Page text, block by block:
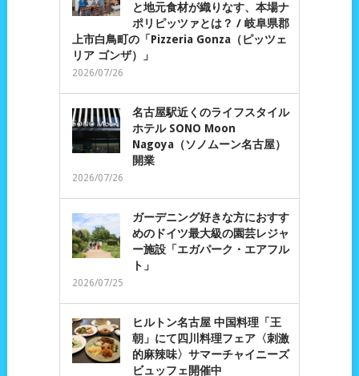
と地元食材が織りなす、本場ナ
ポリピッツァとは？ / 岐阜県郡
上市白鳥町の「Pizzeria Gonza（ピッツェ
リア ゴンザ）」
2026/07/26
名古屋駅近くのライフスタイル
ホテル SONO Moon
Nagoya（ソノムーン名古屋）
開業
2026/07/26
ガーデニング好きな方におすす
めのドイツ最大級の園芸レジャ
ー施設「エガパーク・エアフル
ト」
2026/07/25
ヒルトン名古屋 中国料理「王
朝」にて四川料理フェア〈刺激
的麻辣味〉サマーチャイニーズ
ビュッフェ開催中